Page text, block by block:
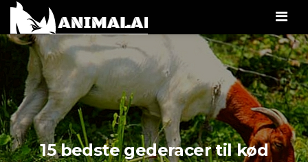
15 bedste gederacer til kød